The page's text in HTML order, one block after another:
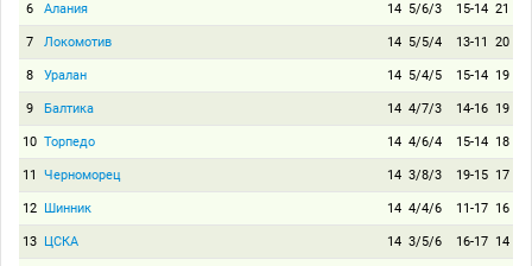
6 Алания 14 5/6/3 15-14 21
7 Локомотив 14 5/5/4 13-11 20
8 Уралан 14 5/4/5 15-14 19
9 Балтика 14 4/7/3 14-16 19
10 Торпедо 14 4/6/4 15-14 18
11 Черноморец 14 3/8/3 19-15 17
12 Шинник 14 4/4/6 11-17 16
13 ЦСКА 14 3/5/6 16-17 14